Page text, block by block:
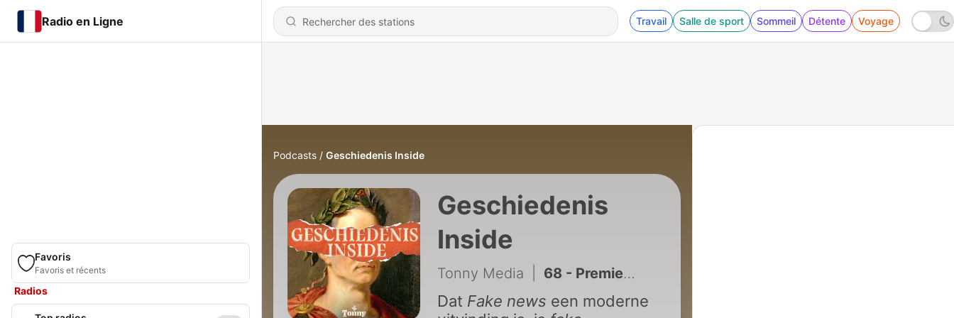
Radio en Ligne Travail Salle de sport Sommeil Détente Voyage
Favoris
Favoris et récents
Radios
Podcasts Geschiedenis Inside
Geschiedenis
Inside
Tonny Media 68 - Premiers: Doe maar normaal (2/2)
Dat Fake news een moderne